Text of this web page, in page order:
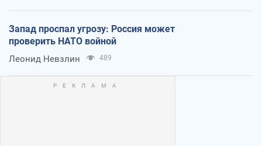
Запад проспал угрозу: Россия может
проверить НАТО войной
Леонид Невзлин 489